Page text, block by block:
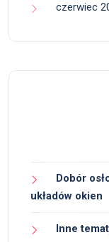
czerwiec
Dobór
układów okien
Inne